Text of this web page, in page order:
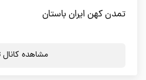
تمدن کهن ایران باستان
مشاهده کانال